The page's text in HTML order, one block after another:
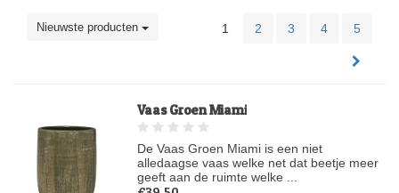
Nieuwste producten 1 2 3 4 5
Vaas Groen Miami
De Vaas Groen Miami is een niet
alledaagse vaas welke net dat beetje meer
geeft aan de ruimte welke ...